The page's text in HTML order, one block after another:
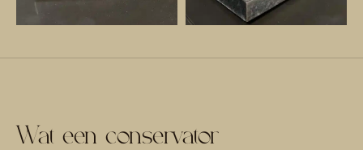
Wat een conservator